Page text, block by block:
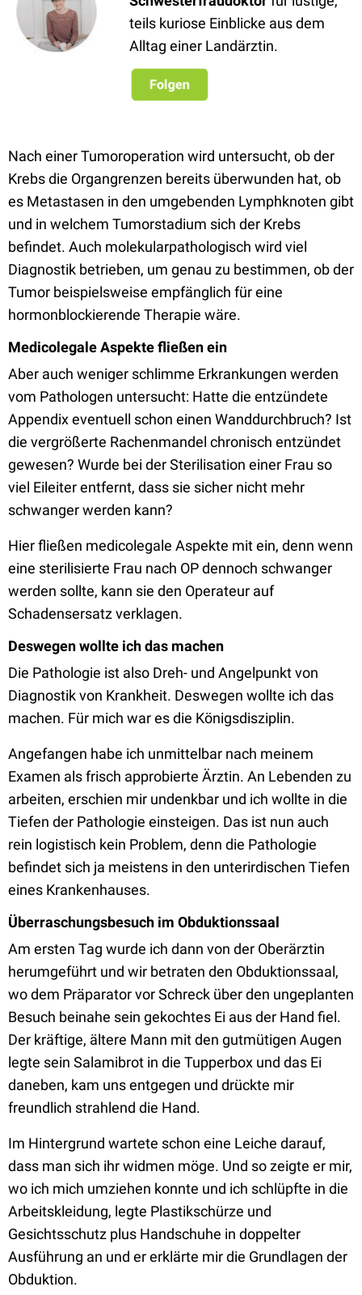
teils kuriose Einblicke aus dem
Alltag einer Landärztin.
Nach einer Tumoroperation wird untersucht, ob der
Krebs die Organgrenzen bereits überwunden hat, ob
es Metastasen in den umgebenden Lymphknoten gibt
und in welchem Tumorstadium sich der Krebs
befindet. Auch molekularpathologisch wird viel
Diagnostik betrieben, um genau zu bestimmen, ob der
Tumor beispielsweise empfänglich für eine
hormonblockierende Therapie wäre.
Medicolegale Aspekte fließen ein
Aber auch weniger schlimme Erkrankungen werden
vom Pathologen untersucht: Hatte die entzündete
Appendix eventuell schon einen Wanddurchbruch? Ist
die vergrößerte Rachenmandel chronisch entzündet
gewesen? Wurde bei der Sterilisation einer Frau so
viel Eileiter entfernt, dass sie sicher nicht mehr
schwanger werden kann?
Hier fließen medicolegale Aspekte mit ein, denn wenn
eine sterilisierte Frau nach OP dennoch schwanger
werden sollte, kann sie den Operateur auf
Schadensersatz verklagen.
Deswegen wollte ich das machen
Die Pathologie ist also Dreh- und Angelpunkt von
Diagnostik von Krankheit. Deswegen wollte ich das
machen. Für mich war es die Königsdisziplin.
Angefangen habe ich unmittelbar nach meinem
Examen als frisch approbierte Ärztin. An Lebenden zu
arbeiten, erschien mir undenkbar und ich wollte in die
Tiefen der Pathologie einsteigen. Das ist nun auch
rein logistisch kein Problem, denn die Pathologie
befindet sich ja meistens in den unterirdischen Tiefen
eines Krankenhauses.
Überraschungsbesuch im Obduktionssaal
Am ersten Tag wurde ich dann von der Oberärztin
herumgeführt und wir betraten den Obduktionssaal,
wo dem Präparator vor Schreck über den ungeplanten
Besuch beinahe sein gekochtes Ei aus der Hand fiel.
Der kräftige, ältere Mann mit den gutmütigen Augen
legte sein Salamibrot in die Tupperbox und das Ei
daneben, kam uns entgegen und drückte mir
freundlich strahlend die Hand.
Im Hintergrund wartete schon eine Leiche darauf,
dass man sich ihr widmen möge. Und so zeigte er mir,
wo ich mich umziehen konnte und ich schlüpfte in die
Arbeitskleidung, legte Plastikschürze und
Gesichtsschutz plus Handschuhe in doppelter
Ausführung an und er erklärte mir die Grundlagen der
Obduktion.